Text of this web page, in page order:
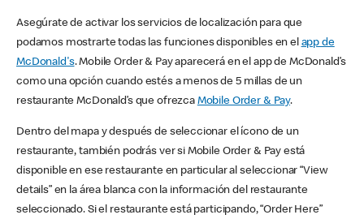
Asegúrate de activar los servicios de localización para que
podamos mostrarte todas las funciones disponibles en el app de
McDonald's. Mobile Order & Pay aparecerá en el app de McDonald’s
como una opción cuando estés a menos de 5 millas de un
restaurante McDonald’s que ofrezca Mobile Order & Pay.
Dentro del mapa y después de seleccionar el ícono de un
restaurante, también podrás ver si Mobile Order & Pay está
disponible en ese restaurante en particular al seleccionar “View
details” en la área blanca con la información del restaurante
seleccionado. Si el restaurante está participando, “Order Here”